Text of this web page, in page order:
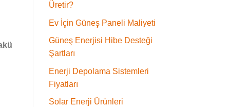
Üretir?
Ev İçin Güneş Paneli Maliyeti
Güneş Enerjisi Hibe Desteği
Şartları
Enerji Depolama Sistemleri
Fiyatları
Solar Enerji Ürünleri